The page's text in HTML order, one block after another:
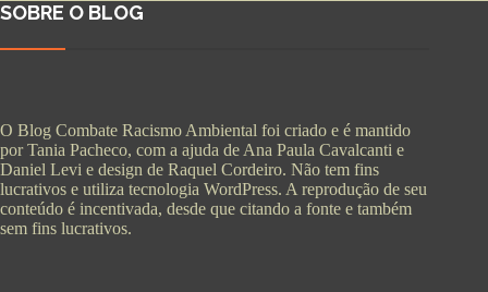
SOBRE O BLOG
O Blog Combate Racismo Ambiental foi criado e é mantido
por Tania Pacheco, com a ajuda de Ana Paula Cavalcanti e
Daniel Levi e design de Raquel Cordeiro. Não tem fins
lucrativos e utiliza tecnologia WordPress. A reprodução de seu
conteúdo é incentivada, desde que citando a fonte e também
sem fins lucrativos.